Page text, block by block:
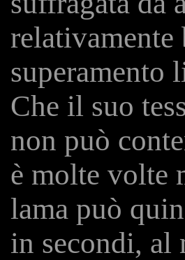
relativamente
superamento
Che il suo
non può
è molte volte
lama può
in secondi, al